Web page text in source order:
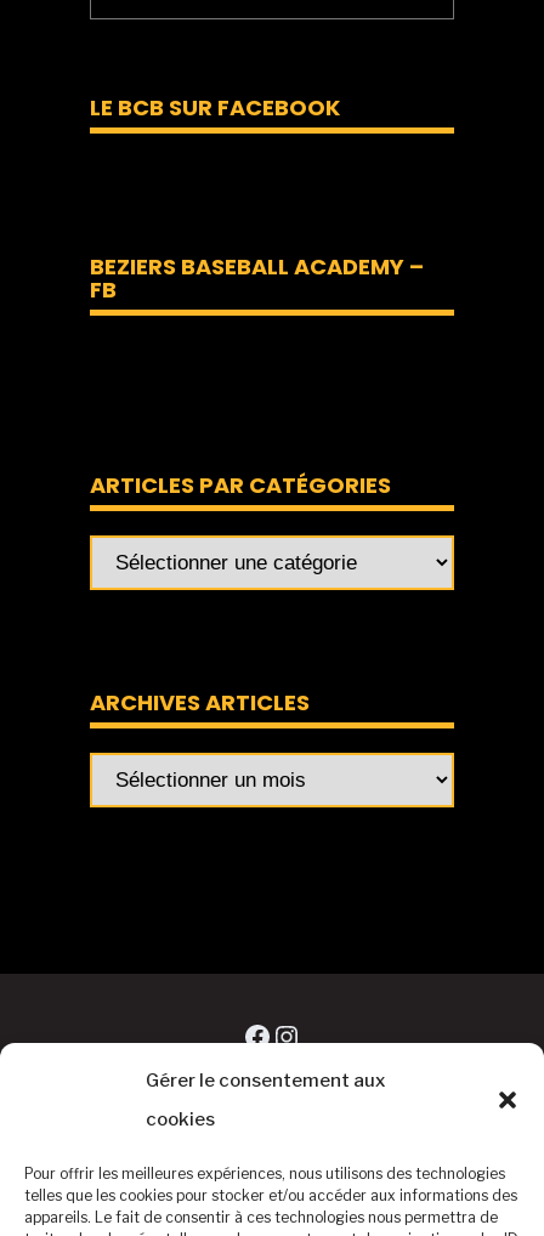
Gérer le consentement aux
cookies
Pour offrir les meilleures expériences, nous utilisons des technologies
telles que les cookies pour stocker et/ou accéder aux informations des
appareils. Le fait de consentir à ces technologies nous permettra de
LE BCB SUR FACEBOOK
BEZIERS BASEBALL ACADEMY –
FB
ARTICLES PAR CATÉGORIES
ARCHIVES ARTICLES
Archives
articles
Facebook
Instagram